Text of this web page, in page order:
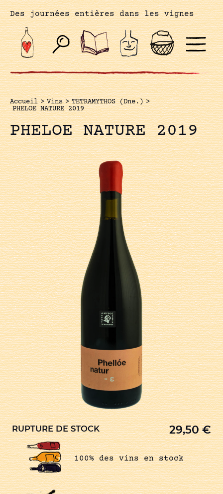
Des journées entières dans les vignes
Accueil > Vins > TETRAMYTHOS (Dne.) >
PHELOE NATURE 2019
PHELOE NATURE 2019
RUPTURE DE STOCK 29,50€
100% des vins en stock